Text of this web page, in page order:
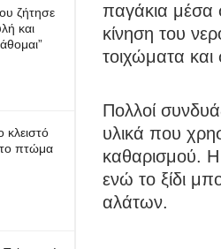
ζήτησε
και
το πτώμα
παγάκια μέσα
κίνηση του
τοιχώματα
Πολλοί
υλικά που
καθαρισμού.
ενώ το ξίδι
αλάτων.